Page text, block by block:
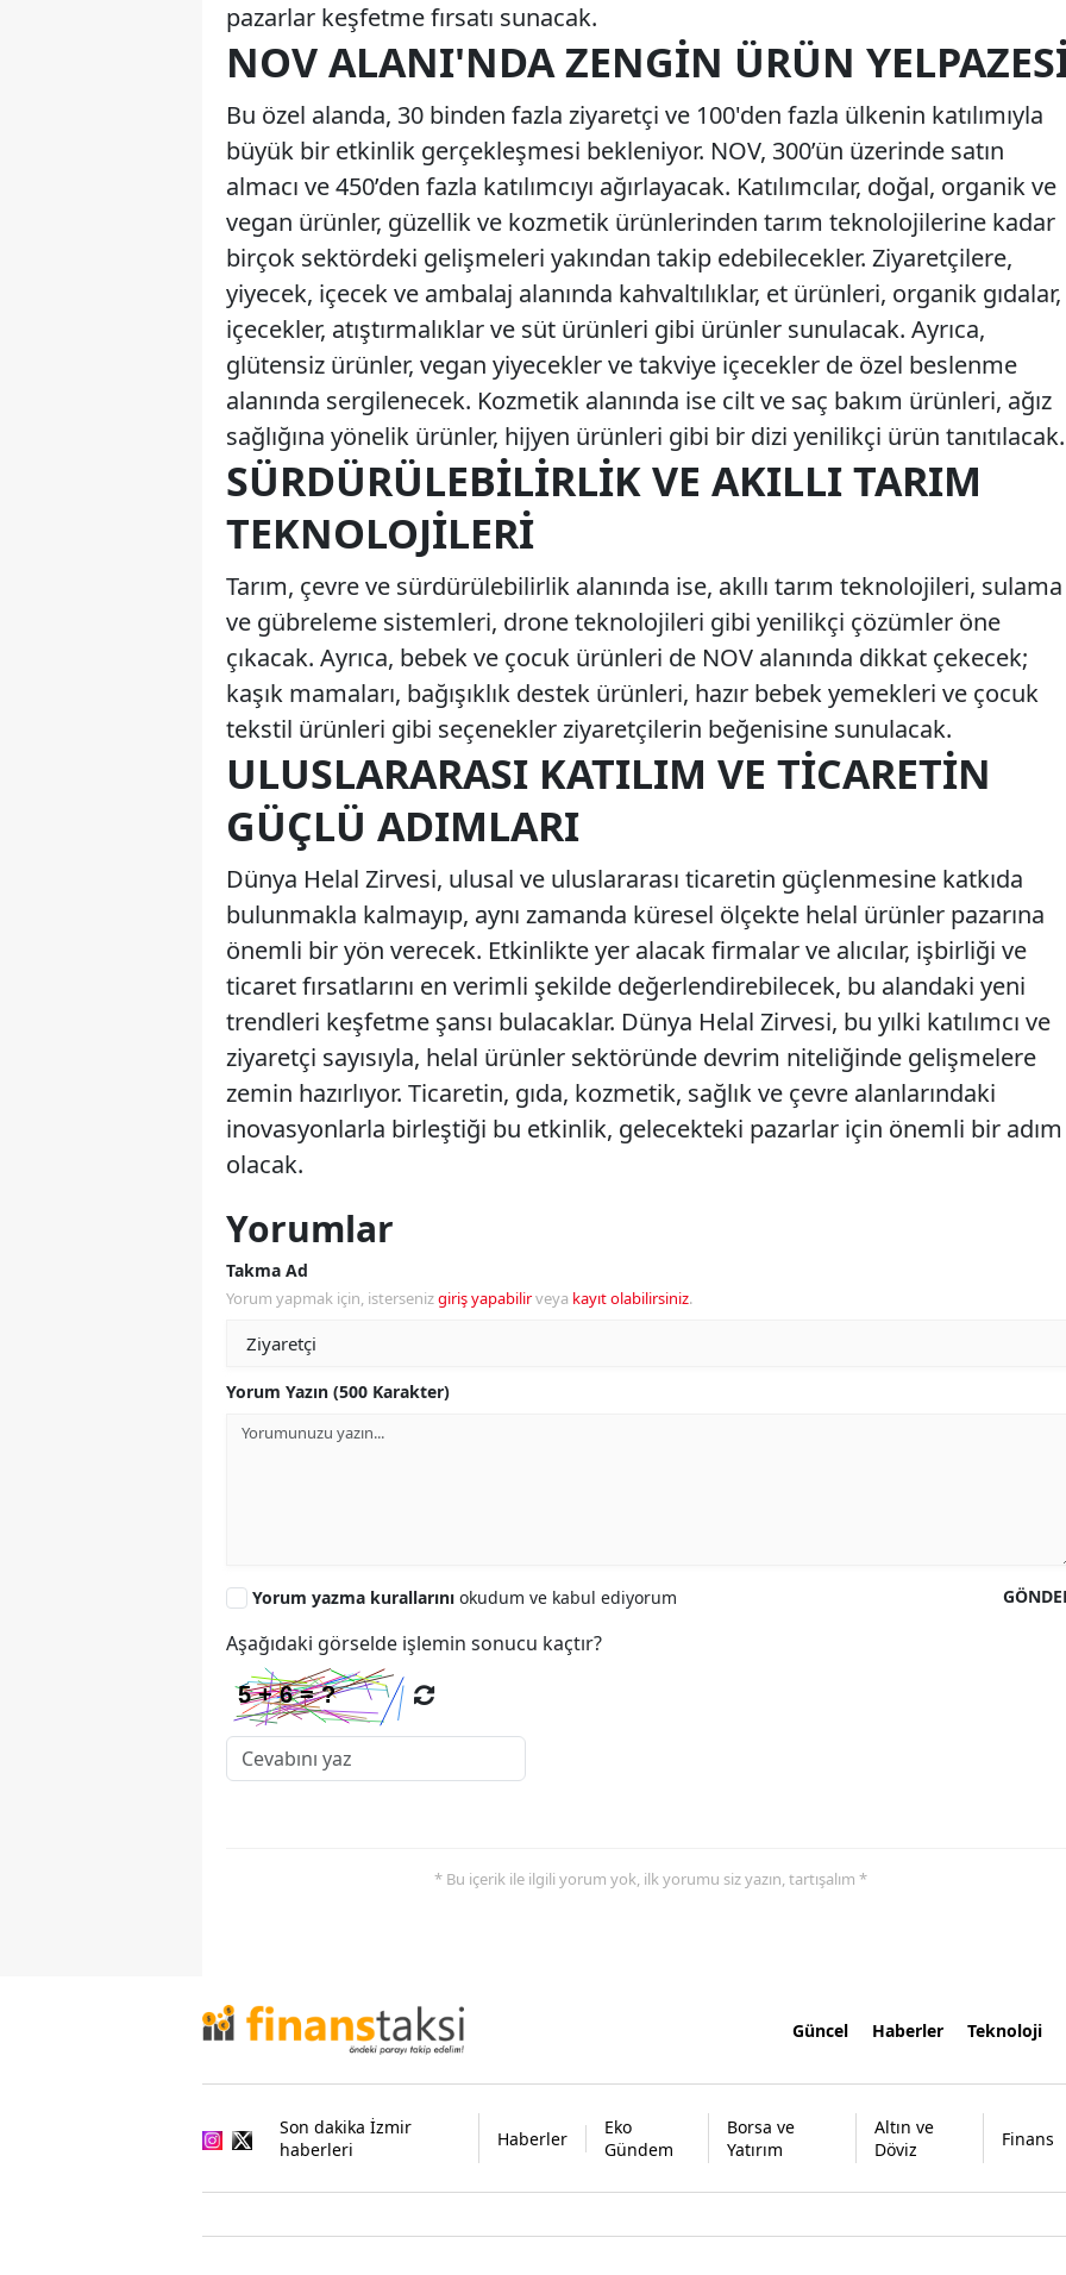
pazarlar keşfetme fırsatı sunacak.
NOV ALANI'NDA ZENGIN ÜRÜN
Bu özel alanda, 30 binden fazla ziyaretçi ve 100'den fazla ülkenin katılımıyla
büyük bir etkinlik gerçekleşmesi bekleniyor. NOV, 300’ün üzerinde satın
almacı ve 450’den fazla katılımcıyı ağırlayacak. Katılımcılar, doğal, organik ve
vegan ürünler, güzellik ve kozmetik ürünlerinden tarım teknolojilerine kadar
birçok sektördeki gelişmeleri yakından takip edebilecekler. Ziyaretçilere,
yiyecek, içecek ve ambalaj alanında kahvaltılıklar, et ürünleri, organik gıdalar,
içecekler, atıştırmalıklar ve süt ürünleri gibi ürünler sunulacak. Ayrıca,
glütensiz ürünler, vegan yiyecekler ve takviye içecekler de özel beslenme
alanında sergilenecek. Kozmetik alanında ise cilt ve saç bakım ürünleri, ağız
sağlığına yönelik ürünler, hijyen ürünleri gibi bir dizi yenilikçi ürün tanıtılacak.
SÜRDÜRÜLEBILIRLIK VE AKILLI TARIM
TEKNOLOJILERI
Tarım, çevre ve sürdürülebilirlik alanında ise, akıllı tarım teknolojileri, sulama
ve gübreleme sistemleri, drone teknolojileri gibi yenilikçi çözümler öne
çıkacak. Ayrıca, bebek ve çocuk ürünleri de NOV alanında dikkat çekecek;
kaşık mamaları, bağışıklık destek ürünleri, hazır bebek yemekleri ve çocuk
tekstil ürünleri gibi seçenekler ziyaretçilerin beğenisine sunulacak.
ULUSLARARASI KATILIM VE TICARETIN
GÜÇLÜ ADIMLARI
Dünya Helal Zirvesi, ulusal ve uluslararası ticaretin güçlenmesine katkıda
bulunmakla kalmayıp, aynı zamanda küresel ölçekte helal ürünler pazarına
önemli bir yön verecek. Etkinlikte yer alacak firmalar ve alıcılar, işbirliği ve
ticaret fırsatlarını en verimli şekilde değerlendirebilecek, bu alandaki yeni
trendleri keşfetme şansı bulacaklar. Dünya Helal Zirvesi, bu yılki katılımcı ve
ziyaretçi sayısıyla, helal ürünler sektöründe devrim niteliğinde gelişmelere
zemin hazırlıyor. Ticaretin, gıda, kozmetik, sağlık ve çevre alanlarındaki
inovasyonlarla birleştiği bu etkinlik, gelecekteki pazarlar için önemli bir adım
olacak.
Yorumlar
Takma Ad
Yorum yapmak için, istersenizgiriş yapabilirveya kayıt olabilirsiniz.
Yorum Yazın (500 Karakter)
Yorum yazma kurallarını okudum ve kabul ediyorum
Aşağıdaki görselde işlemin sonucu kaçtır?
* Bu içerik ile ilgili yorum yok, ilk yorumu siz yazın, tartışalım *
Güncel Haberler Teknoloji
Son dakika İzmir
haberleri
Haberler
Eko
Gündem
Borsa ve
Yatırım
Altın ve
Döviz
Finans